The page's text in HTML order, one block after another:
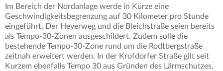
Im Bereich der Nordanlage werde in Kürze eine
Geschwindigkeitsbegrenzung auf 30 Kilometer pro Stunde
eingeführt. Der Heyerweg und die Bleichstraße seien bereits
als Tempo-30-Zonen ausgeschildert. Zudem solle die
bestehende Tempo-30-Zone rund um die Rodtbergstraße
zeitnah erweitert werden. In der Krofdorfer Straße gilt seit
Kurzem ebenfalls Tempo 30 aus Gründen des Lärmschutzes,